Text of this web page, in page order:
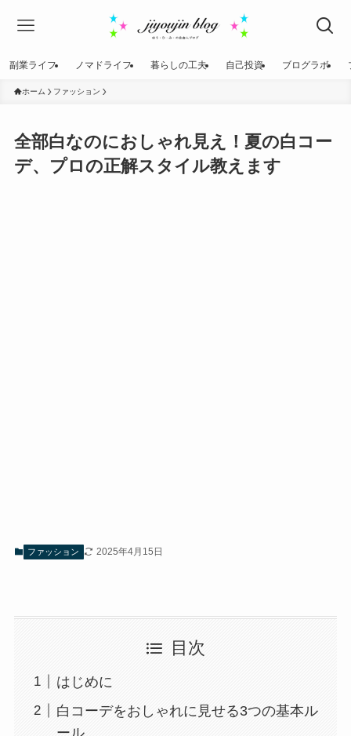
副業ライフ ノマドライフ 暮らしの工夫 自己投資 ブログラボ
ホーム ファッション
全部白なのにおしゃれ見え！夏の白コー
デ、プロの正解スタイル教えます
ファッション 2025年4月15日
目次
はじめに
白コーデをおしゃれに見せる3つの基本ル
ール